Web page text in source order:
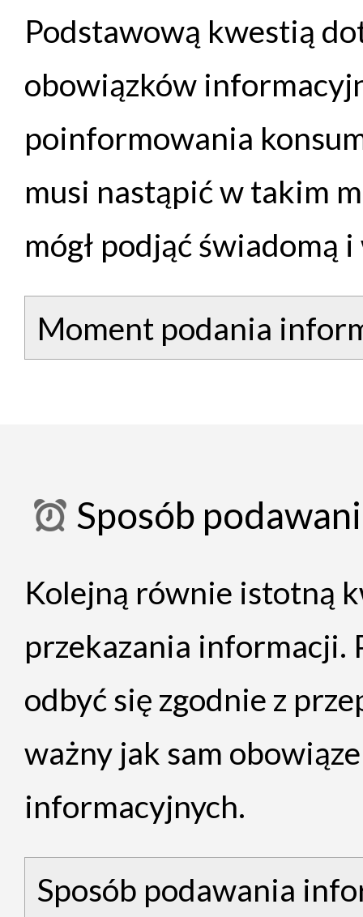
Podstawową kwestią
obowiązków
poinformowania
musi nastąpić w takim
mógł podjąć świadomą
Moment podania
Sposób
Kolejną równie istotną
przekazania informacji.
odbyć się zgodnie z
ważny jak sam
informacyjnych.
Sposób podawania